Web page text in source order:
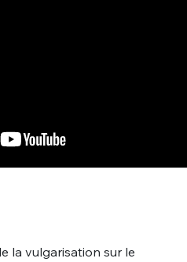
la vulgarisation sur le